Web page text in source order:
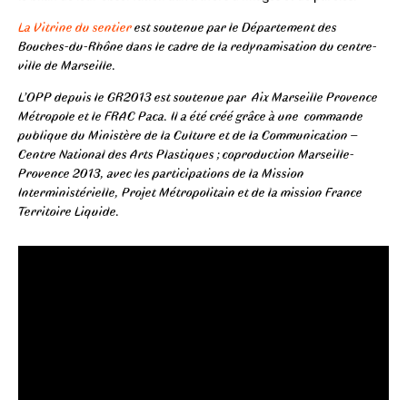
La Vitrine du sentierest soutenue par le Département des
Bouches-du-Rhône dans le cadre de la redynamisation du centre-
ville de Marseille.
L’OPP depuis le GR2013 est soutenue par Aix Marseille Provence
Métropole et le FRAC Paca. Il a été créé grâce à une commande
publique du Ministère de la Culture et de la Communication –
Centre National des Arts Plastiques ; coproduction Marseille-
Provence 2013, avec les participations de la Mission
Interministérielle, Projet Métropolitain et de la mission France
Territoire Liquide.